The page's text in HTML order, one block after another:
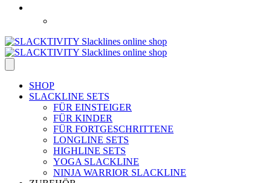
SHOP
SLACKLINE SETS
FÜR EINSTEIGER
FÜR KINDER
FÜR FORTGESCHRITTENE
LONGLINE SETS
HIGHLINE SETS
YOGA SLACKLINE
NINJA WARRIOR SLACKLINE